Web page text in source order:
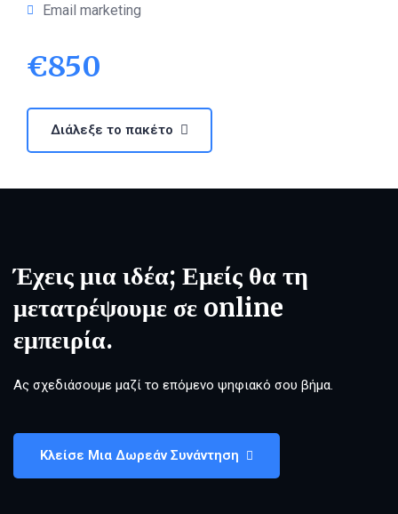
Email marketing
€850
Διάλεξε το πακέτο
Έχεις μια ιδέα; Εμείς θα τη
μετατρέψουμε σε online
εμπειρία.
Ας σχεδιάσουμε μαζί το επόμενο ψηφιακό σου βήμα.
Κλείσε Μια Δωρεάν Συνάντηση